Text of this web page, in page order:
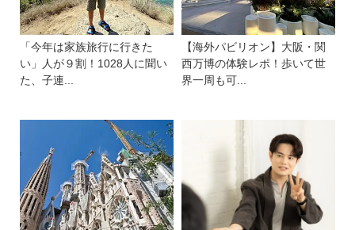
「今年は家族旅行に行きた
い」人が９割！1028人に聞い
た、子連...
【海外パビリオン】大阪・関
西万博の体験レポ！歩いて世
界一周も可...